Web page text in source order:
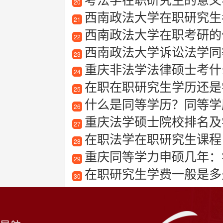
20
21 西南政法大学在职研究
22 西南政法大学在职考研
23 西南政法大学诉讼法学
24 重庆非法学法律硕士考
25 在职在职研究生学历还
26 什么是同等学历？同等
27 重庆法学硕士院校排名
28 在职法学在职研究生课程
29 重庆同等学力申硕几年
30 在职研究生学费一般是